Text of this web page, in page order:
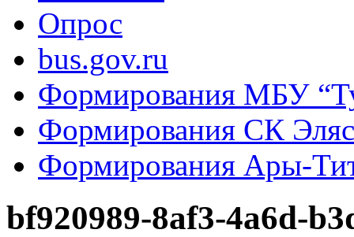
Опрос
bus.gov.ru
Формирования МБУ
Формирования СК
Формирования Ары-
bf920989-8af3-4a6d-